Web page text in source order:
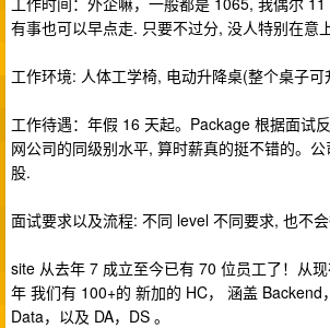
有事也可以早点走. 只要不过分, 没人特别在意
工作环境: 人体工学椅, 电动升降桌(整个桌子可
工作待遇：年假 16 天起。Package 根据面试
网公司的同级别水平, 算时薪真的挺不错的。
股.
面试要求以及流程: 不同 level 不同要求, 也不会
site 从去年 7 成立至今已有 70 位员工了！从
年 我们有 100+的 新加的 HC， 涵盖 Backend
Data，以及 DA，DS 。